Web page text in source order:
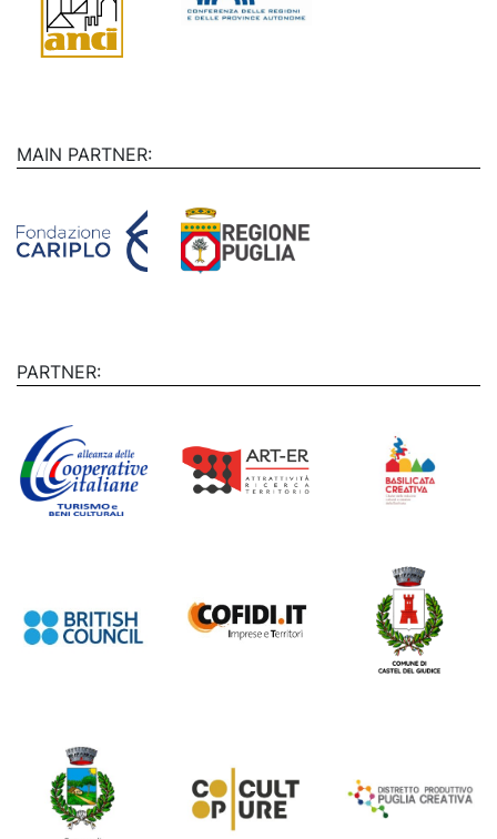
MAIN PARTNER:
PARTNER: